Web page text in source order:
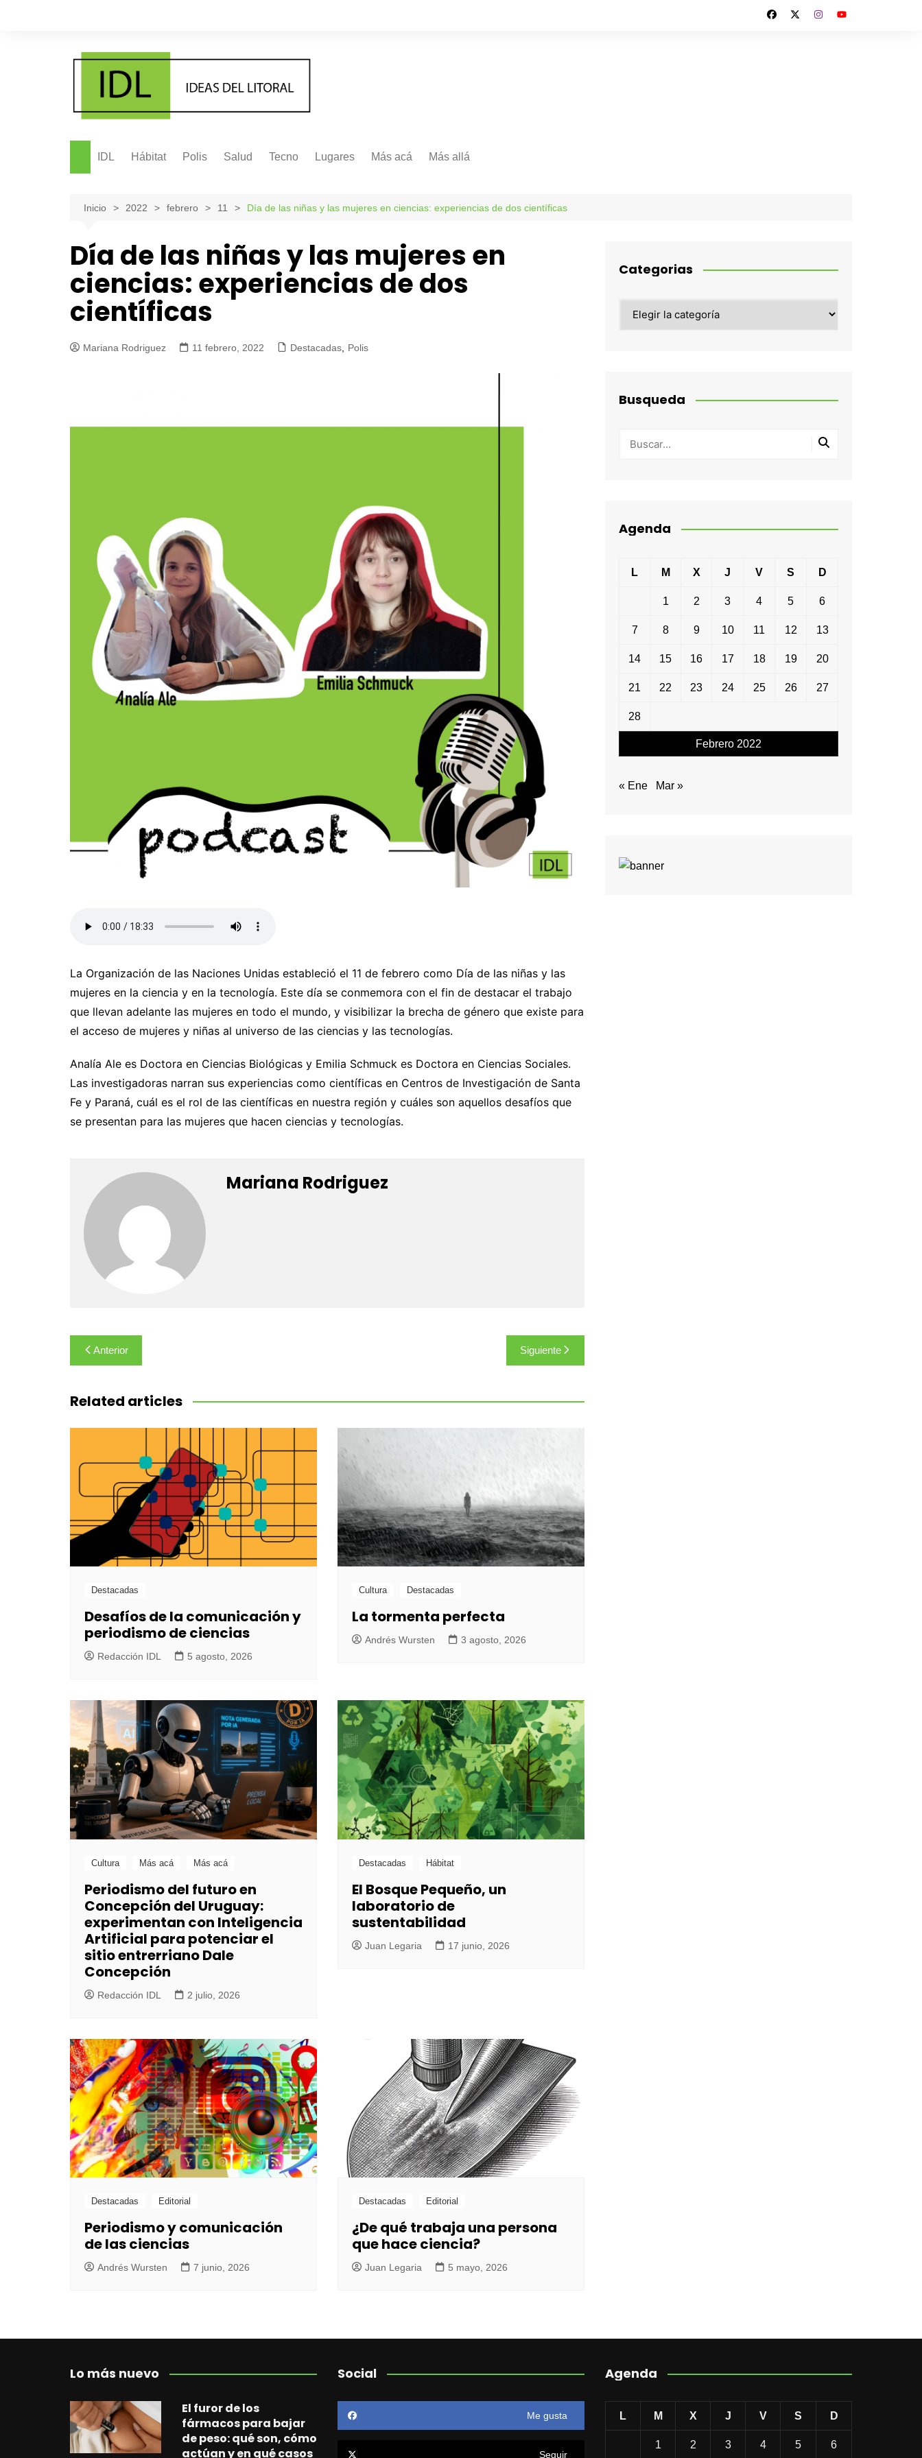
IDL Hábitat Polis Salud Tecno Lugares Más acá Más allá
Internacionales Más allá
Inicio 2022 febrero 11 Día de las niñas y las mujeres en ciencias: experiencias de dos científicas
Día de las niñas y las mujeres en
ciencias: experiencias de dos
científicas
Mariana Rodriguez 11 febrero, 2022 Destacadas, Polis
La Organización de las Naciones Unidas estableció el 11 de febrero como Día de las niñas y las
mujeres en la ciencia y en la tecnología. Este día se conmemora con el fin de destacar el trabajo
que llevan adelante las mujeres en todo el mundo, y visibilizar la brecha de género que existe para
el acceso de mujeres y niñas al universo de las ciencias y las tecnologías.
Analía Ale es Doctora en Ciencias Biológicas y Emilia Schmuck es Doctora en Ciencias Sociales.
Las investigadoras narran sus experiencias como científicas en Centros de Investigación de Santa
Fe y Paraná, cuál es el rol de las científicas en nuestra región y cuáles son aquellos desafíos que
se presentan para las mujeres que hacen ciencias y tecnologías.
Mariana Rodriguez
Navegación
de
entradas
Anterior Siguiente
Related articles
Destacadas
Desafíos de la comunicación y
periodismo de ciencias
Redacción IDL 5 agosto, 2026
Cultura Destacadas
La tormenta perfecta
Andrés Wursten 3 agosto, 2026
Cultura Más acá Más acá
Periodismo del futuro en
Concepción del Uruguay:
experimentan con Inteligencia
Artificial para potenciar el
sitio entrerriano Dale
Concepción
Redacción IDL 2 julio, 2026
Destacadas Hábitat
El Bosque Pequeño, un
laboratorio de
sustentabilidad
Juan Legaria 17 junio, 2026
Destacadas Editorial
Periodismo y comunicación
de las ciencias
Andrés Wursten 7 junio, 2026
Destacadas Editorial
¿De qué trabaja una persona
que hace ciencia?
Juan Legaria 5 mayo, 2026
Categorias
Busqueda
Agenda
Febrero 2022
L M X J V S D
1 2 3 4 5 6
7 8 9 10 11 12 13
14 15 16 17 18 19 20
21 22 23 24 25 26 27
28
« Ene Mar »
Lo más nuevo
El furor de los
fármacos para bajar
de peso: qué son, cómo
actúan y en qué casos
Social
Me gusta
Seguir
Agenda
L M X J V S D
1 2 3 4 5 6